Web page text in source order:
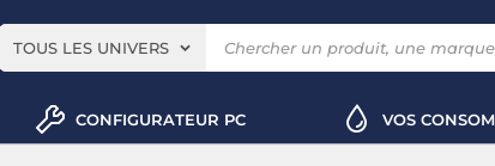
TOUS LES UNIVERS
CONFIGURATEUR PC VOS